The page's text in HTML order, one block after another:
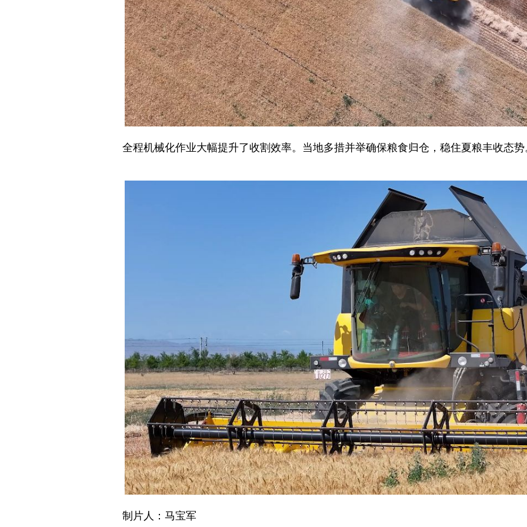
全程机械化作业大幅提升了收割效率。当地多措并举确保粮食归仓，稳住夏粮丰收态势
制片人：马宝军